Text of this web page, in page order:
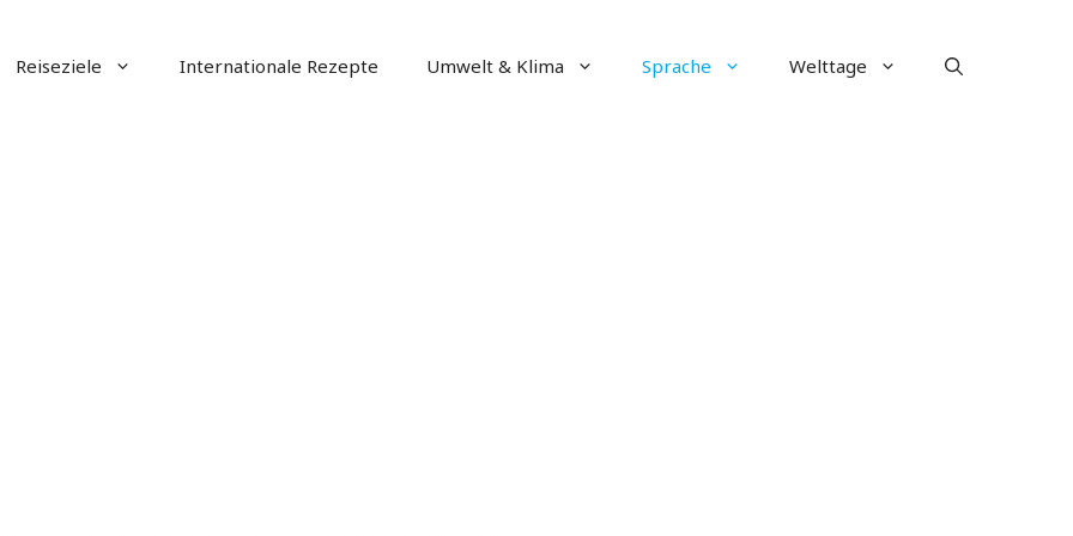
Reiseziele Internationale Rezepte Umwelt & Klima Sprache Welttage